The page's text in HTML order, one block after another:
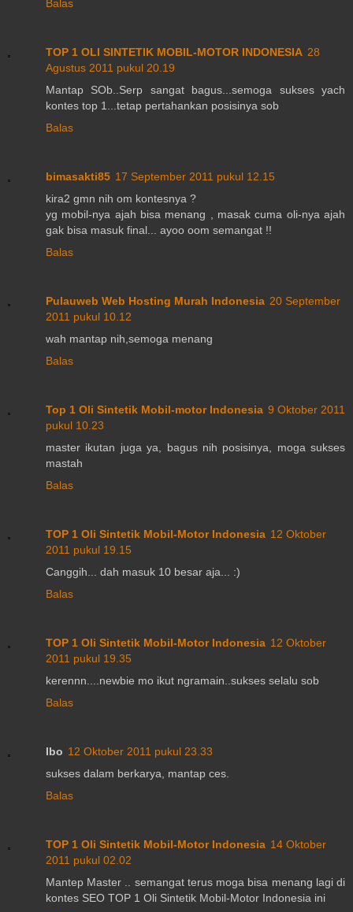
Balas
TOP 1 OLI SINTETIK MOBIL-MOTOR INDONESIA 28
Agustus 2011 pukul 20.19
Mantap SOb..Serp sangat bagus...semoga sukses yach
kontes top 1...tetap pertahankan posisinya sob
Balas
bimasakti85 17 September 2011 pukul 12.15
kira2 gmn nih om kontesnya ?
yg mobil-nya ajah bisa menang , masak cuma oli-nya ajah
gak bisa masuk final... ayoo oom semangat !!
Balas
Pulauweb Web Hosting Murah Indonesia 20 September
2011 pukul 10.12
wah mantap nih,semoga menang
Balas
Top 1 Oli Sintetik Mobil-motor Indonesia 9 Oktober 2011
pukul 10.23
master ikutan juga ya, bagus nih posisinya, moga sukses
mastah
Balas
TOP 1 Oli Sintetik Mobil-Motor Indonesia 12 Oktober
2011 pukul 19.15
Canggih... dah masuk 10 besar aja... :)
Balas
TOP 1 Oli Sintetik Mobil-Motor Indonesia 12 Oktober
2011 pukul 19.35
kerennn....newbie mo ikut ngramain..sukses selalu sob
Balas
Ibo 12 Oktober 2011 pukul 23.33
sukses dalam berkarya, mantap ces.
Balas
TOP 1 Oli Sintetik Mobil-Motor Indonesia 14 Oktober
2011 pukul 02.02
Mantep Master .. semangat terus moga bisa menang lagi di
kontes SEO TOP 1 Oli Sintetik Mobil-Motor Indonesia ini